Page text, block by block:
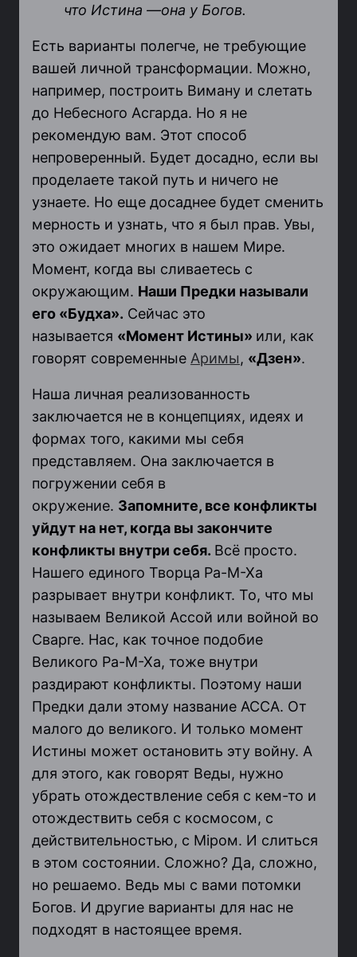
что Истина —она у Богов.
Есть варианты полегче, не требующие
вашей личной трансформации. Можно,
например, построить Виману и слетать
до Небесного Асгарда. Но я не
рекомендую вам. Этот способ
непроверенный. Будет досадно, если вы
проделаете такой путь и ничего не
узнаете. Но еще досаднее будет сменить
мерность и узнать, что я был прав. Увы,
это ожидает многих в нашем Мире.
Момент, когда вы сливаетесь с
окружающим. Наши Предки называли
его «Будха». Сейчас это
называется «Момент Истины» или, как
говорят современные Аримы, «Дзен».
Наша личная реализованность
заключается не в концепциях, идеях и
формах того, какими мы себя
представляем. Она заключается в
погружении себя в
окружение. Запомните, все конфликты
уйдут на нет, когда вы закончите
конфликты внутри себя. Всё просто.
Нашего единого Творца Ра-М-Ха
разрывает внутри конфликт. То, что мы
называем Великой Ассой или войной во
Сварге. Нас, как точное подобие
Великого Ра-М-Ха, тоже внутри
раздирают конфликты. Поэтому наши
Предки дали этому название АССА. От
малого до великого. И только момент
Истины может остановить эту войну. А
для этого, как говорят Веды, нужно
убрать отождествление себя с кем-то и
отождествить себя с космосом, с
действительностью, с Мiром. И слиться
в этом состоянии. Сложно? Да, сложно,
но решаемо. Ведь мы с вами потомки
Богов. И другие варианты для нас не
подходят в настоящее время.